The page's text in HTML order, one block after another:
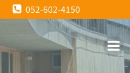
052-602-4150